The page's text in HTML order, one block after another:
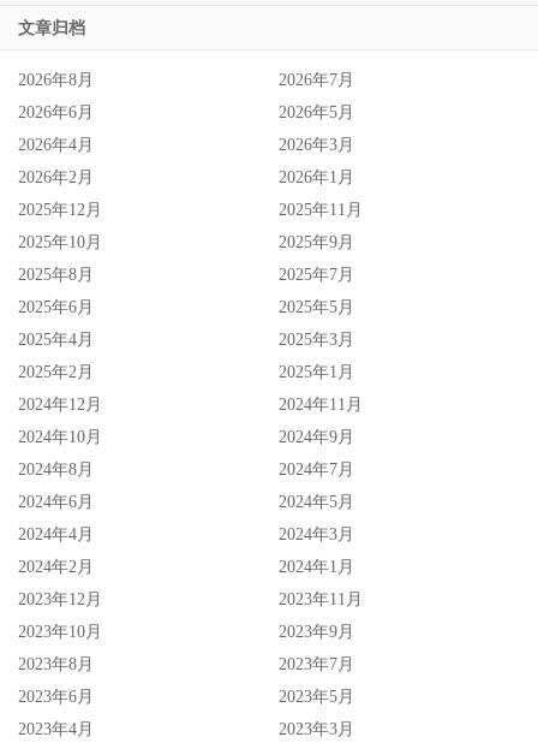
我Update比较慢，所以官网一变动时发讯询问的朋友我都回
复说她已经离开C-More了ー事实上她真的离开过，只是拍了
一支作品她就吓得逃回来，而C-More也尽释前嫌现在正在处
理一些手续并且与事务所L及片商S1讨论之前那支作品名字
要怎么用片酬又要怎么算，等到一切都处理完成后就会安排
小宵こなん(小宵虎南)再回去拍片⋯
只是，这也意味着今年上半年，小宵的发片会非常不稳定
喔。
[小宵 虎南]全部作品下载地址
文章归档
2026年8月
2026年7月
2026年6月
2026年5月
2026年4月
2026年3月
2026年2月
2026年1月
2025年12月
2025年11月
2025年10月
2025年9月
2025年8月
2025年7月
2025年6月
2025年5月
2025年4月
2025年3月
2025年2月
2025年1月
2024年12月
2024年11月
2024年10月
2024年9月
2024年8月
2024年7月
2024年6月
2024年5月
2024年4月
2024年3月
2024年2月
2024年1月
2023年12月
2023年11月
2023年10月
2023年9月
2023年8月
2023年7月
2023年6月
2023年5月
2023年4月
2023年3月